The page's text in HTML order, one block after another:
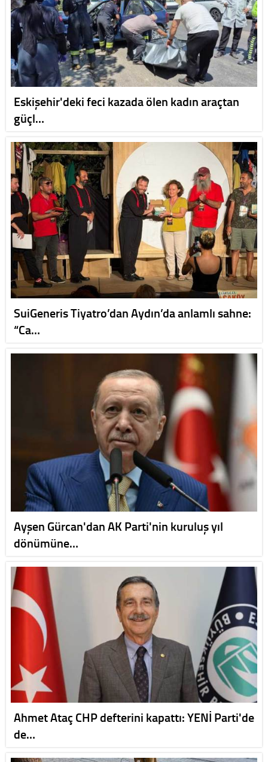
Eskişehir'deki feci kazada ölen kadın araçtan
güçl…
SuiGeneris Tiyatro’dan Aydın’da anlamlı sahne:
“Ca…
Ayşen Gürcan'dan AK Parti'nin kuruluş yıl
dönümüne…
Ahmet Ataç CHP defterini kapattı: YENİ Parti'de
de…